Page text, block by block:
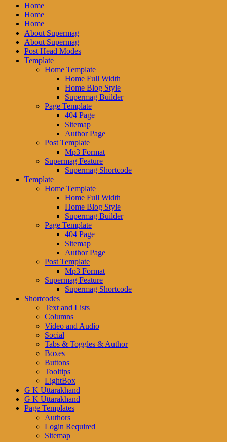
Home
Home
Home
About Supermag
About Supermag
Post Head Modes
Template
Home Template
Home Full Width
Home Blog Style
Supermag Builder
Page Template
404 Page
Sitemap
Author Page
Post Template
Mp3 Format
Supermag Feature
Supermag Shortcode
Template
Home Template
Home Full Width
Home Blog Style
Supermag Builder
Page Template
404 Page
Sitemap
Author Page
Post Template
Mp3 Format
Supermag Feature
Supermag Shortcode
Shortcodes
Text and Lists
Columns
Video and Audio
Social
Tabs & Toggles & Author
Boxes
Buttons
Tooltips
LightBox
G K Uttarakhand
G K Uttarakhand
Page Templates
Authors
Login Required
Sitemap